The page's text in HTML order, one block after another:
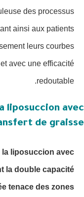
des processus
ainsi aux patients
leurs courbes
avec une efficacité
redoutable.
liposuccion avec
de graisse ?
la liposuccion avec
la double capacité
tenace des zones